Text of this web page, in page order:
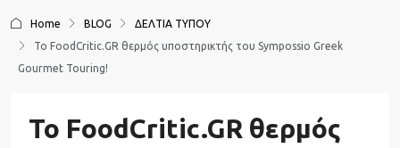
Home BLOG
ΔΕΛΤΙΑ ΤΥΠΟΥ
To FoodCritic.GR θερμός υποστηρικτής του Sympossio Greek
Gourmet Touring!
To FoodCritic.GR θερμός